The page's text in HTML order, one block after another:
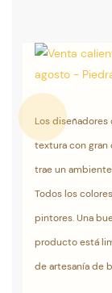
Los
textura con gran
trae un
Todos los
pintores. Una
producto está
de artesanía de